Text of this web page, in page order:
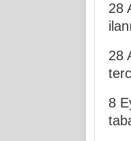
28
ilanı
28
8